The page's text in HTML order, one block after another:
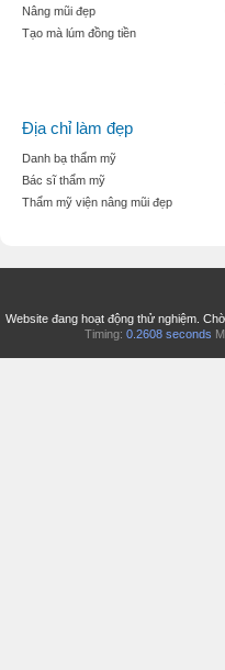
Nâng mũi đẹp
Tạo mà lúm đồng tiền
Địa chỉ làm đẹp
Danh bạ thẩm mỹ
Bác sĩ thẩm mỹ
Thẩm mỹ viện nâng mũi đẹp
Website đang hoạt động thử nghiệm.
Timing: 0.2608 seconds